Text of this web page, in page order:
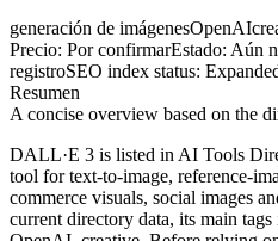
generación de imágenesOpenAI
Precio: Por confirmarEstado: Aún
registroSEO index status:
Resumen
A concise overview based on the
DALL·E 3 is listed in AI Tools
tool for text-to-image, reference-
commerce visuals, social images
current directory data, its main